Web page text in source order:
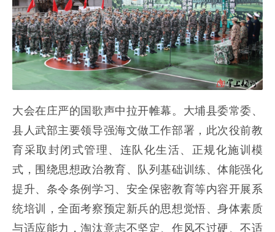
大会在庄严的国歌声中拉开帷幕。大埔县委常委、
县人武部主要领导强海文做工作部署，此次役前教
育采取封闭式管理、连队化生活、正规化施训模
式，围绕思想政治教育、队列基础训练、体能强化
提升、条令条例学习、安全保密教育等内容开展系
统培训，全面考察预定新兵的思想觉悟、身体素质
与适应能力，淘汰意志不坚定、作风不过硬、不适